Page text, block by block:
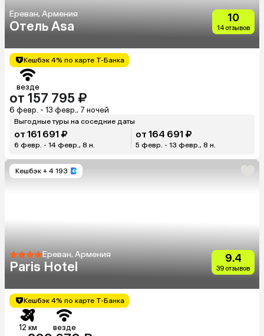
Ереван, Армения
Отель Asa
10
14 отзывов
Кешбэк 4% по карте Т-Банка
везде
от 157 795 ₽
6 февр. - 13 февр., 7 ночей
Выгодные туры на соседние даты
от 161 691 ₽
6 февр. - 14 февр., 8 н.
от 164 691 ₽
5 февр. - 13 февр., 8 н.
Кешбэк + 4 193
Ереван, Армения
Paris Hotel
9.4
39 отзывов
Кешбэк 4% по карте Т-Банка
12 км везде